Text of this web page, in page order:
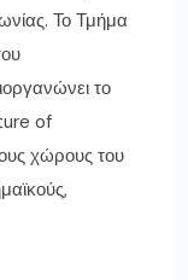
Το Τμήμα
το
of
χώρους του